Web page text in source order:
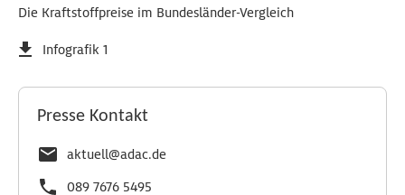
Die Kraftstoffpreise im Bundesländer-Vergleich
Infografik 1
Presse Kontakt
aktuell@adac.de
089 7676 5495